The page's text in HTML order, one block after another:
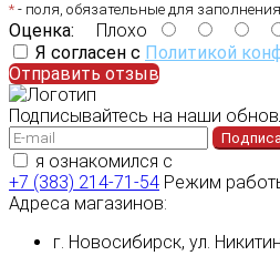
* - поля, обязательные для заполнения
Оценка: Плохо
Я согласен с Политикой
Отправить отзыв
Подписывайтесь на наши
я ознакомился с
+7 (383) 214-71-54 Режим
Адреса магазинов:
г. Новосибирск, ул.